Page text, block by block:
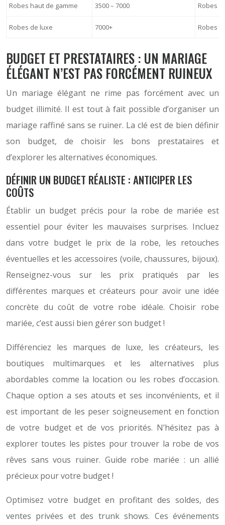
Robes haut de gamme 3500 – 7000 Robes
Robes de luxe 7000+ Robes
BUDGET ET PRESTATAIRES : UN MARIAGE
ÉLÉGANT N’EST PAS FORCÉMENT RUINEUX
Un mariage élégant ne rime pas forcément avec un
budget illimité. Il est tout à fait possible d’organiser un
mariage raffiné sans se ruiner. La clé est de bien définir
son budget, de choisir les bons prestataires et
d’explorer les alternatives économiques.
DÉFINIR UN BUDGET RÉALISTE : ANTICIPER LES
COÛTS
Établir un budget précis pour la robe de mariée est
essentiel pour éviter les mauvaises surprises. Incluez
dans votre budget le prix de la robe, les retouches
éventuelles et les accessoires (voile, chaussures, bijoux).
Renseignez-vous sur les prix pratiqués par les
différentes marques et créateurs pour avoir une idée
concrète du coût de votre robe idéale. Choisir robe
mariée, c’est aussi bien gérer son budget !
Différenciez les marques de luxe, les créateurs, les
boutiques multimarques et les alternatives plus
abordables comme la location ou les robes d’occasion.
Chaque option a ses atouts et ses inconvénients, et il
est important de les peser soigneusement en fonction
de votre budget et de vos priorités. N’hésitez pas à
explorer toutes les pistes pour trouver la robe de vos
rêves sans vous ruiner. Guide robe mariée : un allié
précieux pour votre budget !
Optimisez votre budget en profitant des soldes, des
ventes privées et des trunk shows. Ces événements